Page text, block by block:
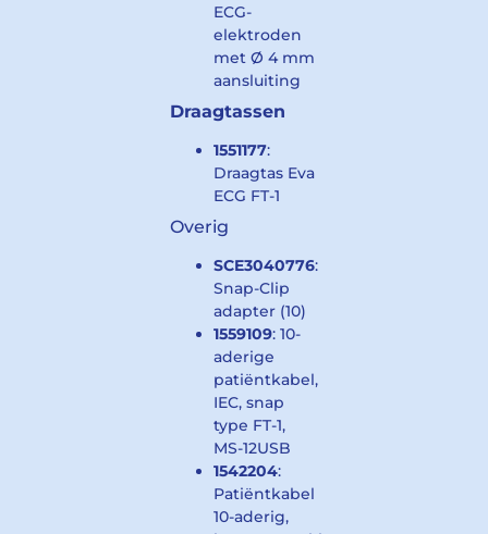
ECG-
elektroden
met Ø 4 mm
aansluiting
Draagtassen
1551177:
Draagtas Eva
ECG FT-1
Overig
SCE3040776:
Snap-Clip
adapter (10)
1559109: 10-
aderige
patiëntkabel,
IEC, snap
type FT-1,
MS-12USB
1542204:
Patiëntkabel
10-aderig,